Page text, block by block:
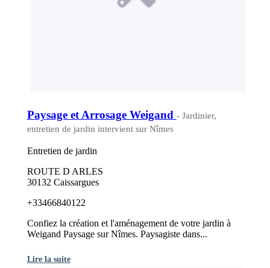
Paysage et Arrosage Weigand - Jardinier,
entretien de jardin intervient sur Nîmes
Entretien de jardin
ROUTE D ARLES
30132 Caissargues
+33466840122
Confiez la création et l'aménagement de votre jardin à
Weigand Paysage sur Nîmes. Paysagiste dans...
Lire la suite